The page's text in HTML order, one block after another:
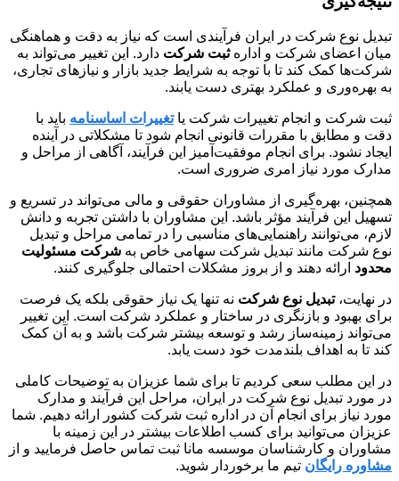
تبدیل نوع شرکت در ایران فرآیندی است که نیاز به دقت و هماهنگی
میان اعضای شرکت و ادارهثبت شرکت‌ دارد. این تغییر می‌تواند به
شرکت‌ها کمک کند تا با توجه به شرایط جدید بازار و نیازهای تجاری،
به بهره‌وری و عملکرد بهتری دست یابند.
ثبت شرکت و انجام تغییرات شرکت یاتغییرات اساسنامه باید با
دقت و مطابق با مقررات قانونی انجام شود تا مشکلاتی در آینده
ایجاد نشود. برای انجام موفقیت‌آمیز این فرآیند، آگاهی از مراحل و
مدارک مورد نیاز امری ضروری است.
همچنین، بهره‌گیری از مشاوران حقوقی و مالی می‌تواند در تسریع و
تسهیل این فرآیند مؤثر باشد. این مشاوران با داشتن تجربه و دانش
لازم، می‌توانند راهنمایی‌های مناسبی را در تمامی مراحل و تبدیل
نوع شرکت مانند تبدیل شرکت سهامی خاص به شرکت مسئولیت
محدود ارائه دهند و از بروز مشکلات احتمالی جلوگیری کنند.
در نهایت،تبدیل نوع شرکت نه تنها یک نیاز حقوقی بلکه یک فرصت
برای بهبود و بازنگری در ساختار و عملکرد شرکت است. این تغییر
می‌تواند زمینه‌ساز رشد و توسعه بیشتر شرکت باشد و به آن کمک
کند تا به اهداف بلندمدت خود دست یابد.
در این مطلب سعی کردیم تا برای شما عزیزان به توضیحات کاملی
در مورد تبدیل نوع شرکت در ایران، مراحل این فرآیند و مدارک
مورد نیاز برای انجام آن در اداره ثبت شرکت کشور ارائه دهیم. شما
عزیزان می‌توانید برای کسب اطلاعات بیشتر در این زمینه با
مشاوران و کارشناسان موسسه مانا ثبت تماس حاصل فرمایید و از
مشاوره رایگان تیم ما برخوردار شوید.